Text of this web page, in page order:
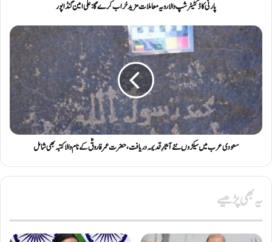
پارٹی کا ڈکٹیٹر شپ والا رویہ معاملات مزید خراب کرے گا: علی امین گنڈاپور
سعودی عرب میں سیکڑوں نئے آثارِ قدیمہ دریافت، حضرت عمر فاروقؓ کے نام والا کتبہ بھی شامل
یہ بھی پڑھیے